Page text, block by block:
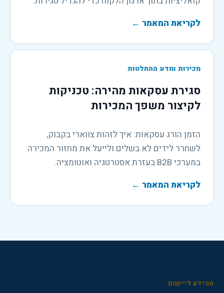
לקריאת המאמר ←
מכירות ומדע ההחלטות
סגירת עסקאות מהירה: טכניקות
לקיצור משפך המכירות
הזמן הורג עסקאות: איך לזהות צווארי בקבוק,
לשחרר לידים לא בשלים ולייעל את מחזור המכירה
במערכי B2B בעזרת אסטרטגיה ואוטומציה.
לקריאת המאמר ←
מהידע ליישום